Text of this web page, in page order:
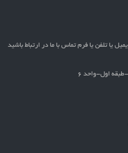
یا تلفن یا فرم تماس با ما در ارتباط باشید